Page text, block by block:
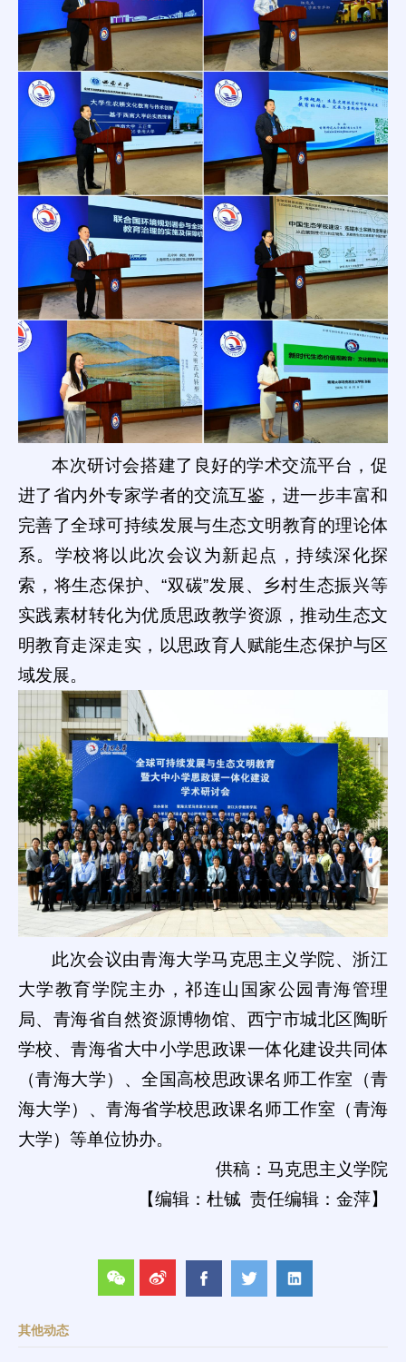
本次研讨会搭建了良好的学术交流平台，促
进了省内外专家学者的交流互鉴，进一步丰富和
完善了全球可持续发展与生态文明教育的理论体
系。学校将以此次会议为新起点，持续深化探
索，将生态保护、“双碳”发展、乡村生态振兴等
实践素材转化为优质思政教学资源，推动生态文
明教育走深走实，以思政育人赋能生态保护与区
域发展。
此次会议由青海大学马克思主义学院、浙江
大学教育学院主办，祁连山国家公园青海管理
局、青海省自然资源博物馆、西宁市城北区陶昕
学校、青海省大中小学思政课一体化建设共同体
（青海大学）、全国高校思政课名师工作室（青
海大学）、青海省学校思政课名师工作室（青海
大学）等单位协办。
供稿：马克思主义学院
【编辑：杜铖 责任编辑：金萍】
其他动态